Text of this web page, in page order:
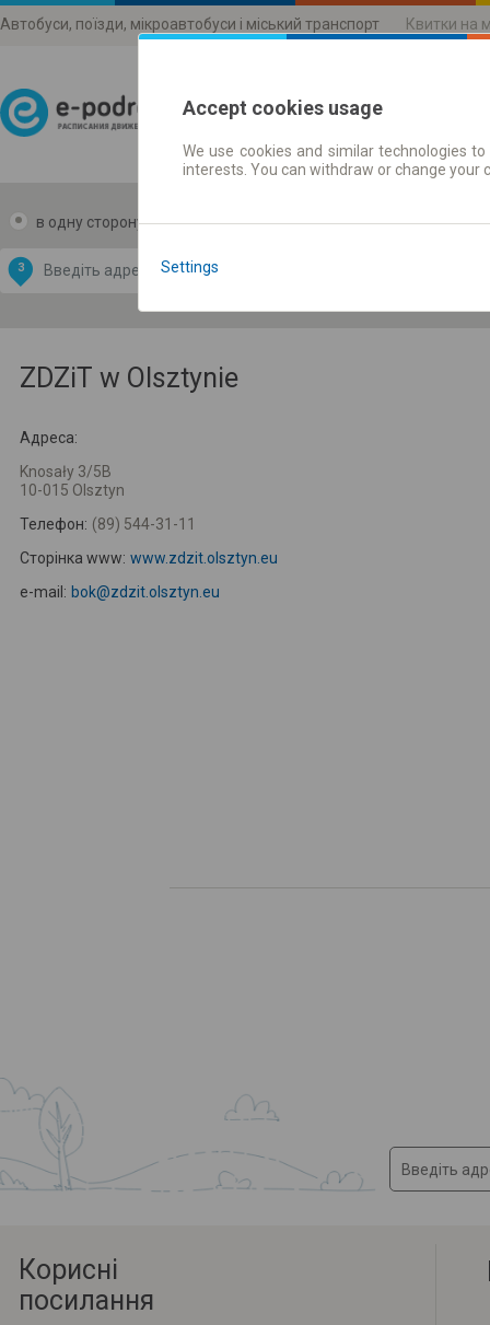
Автобуси, поїзди, мікроавтобуси і міський транспорт Квитки на
Розклади руху
в одну сторону в дві сторони
З
by
OpenStreetMap
ZDZiT w Olsztynie
Адреса:
Knosały 3/5B
10-015 Olsztyn
Телефон: (89) 544-31-11
Сторінка www: www.zdzit.olsztyn.eu
e-mail: bok@zdzit.olsztyn.eu
Корисні
посилання
Accept cookies usage
We use cookies and similar technologies
interests. You can withdraw or change
Settings